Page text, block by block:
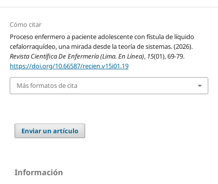
Cómo citar
Proceso enfermero a paciente adolescente con fístula de líquido
cefalorraquídeo, una mirada desde la teoría de sistemas. (2026).
Revista Científica De Enfermería (Lima. En Línea), 15(01), 69-79.
https://doi.org/10.66587/recien.v15i01.19
Más formatos de cita
Enviar un artículo
Información